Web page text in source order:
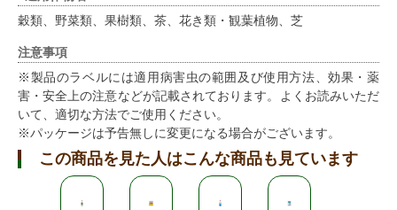
穀類、野菜類、果樹類、茶、花き類・観葉植物、芝
注意事項
※製品のラベルには適用病害虫の範囲及び使用方法、効果・薬
害・安全上の注意などが記載されております。よくお読みいただ
いて、適切な方法でご使用ください。
※パッケージは予告無しに変更になる場合がございます。
この商品を見た人はこんな商品も見ています